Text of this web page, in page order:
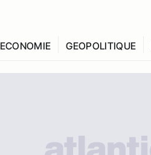
ECONOMIE GEOPOLITIQUE